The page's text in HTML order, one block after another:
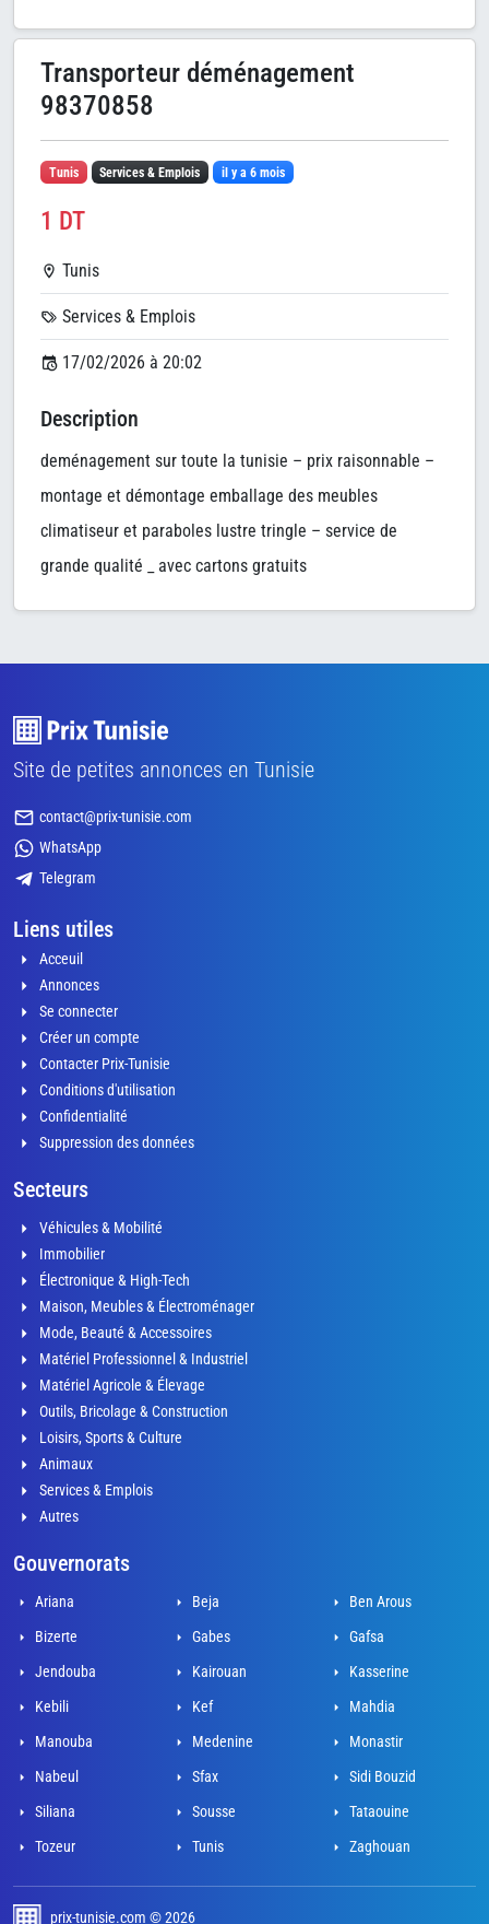
Transporteur déménagement
98370858
Tunis Services & Emplois il y a 6 mois
1 DT
Tunis
Services & Emplois
17/02/2026 à 20:02
Description
deménagement sur toute la tunisie – prix raisonnable –
montage et démontage emballage des meubles
climatiseur et paraboles lustre tringle – service de
grande qualité _ avec cartons gratuits
Site de petites annonces en Tunisie
contact@prix-tunisie.com
WhatsApp
Telegram
Liens utiles
Acceuil
Annonces
Se connecter
Créer un compte
Contacter Prix-Tunisie
Conditions d'utilisation
Confidentialité
Suppression des données
Secteurs
Véhicules & Mobilité
Immobilier
Électronique & High-Tech
Maison, Meubles & Électroménager
Mode, Beauté & Accessoires
Matériel Professionnel & Industriel
Matériel Agricole & Élevage
Outils, Bricolage & Construction
Loisirs, Sports & Culture
Animaux
Services & Emplois
Autres
Gouvernorats
Ariana Beja
Ben Arous
Bizerte
Gabes
Gafsa
Jendouba
Kairouan
Kasserine
Kebili
Kef
Mahdia
Manouba
Medenine
Monastir
Nabeul
Sfax
Sidi Bouzid
Siliana
Sousse
Tataouine
Tozeur
Tunis Zaghouan
prix-tunisie.com © 2026